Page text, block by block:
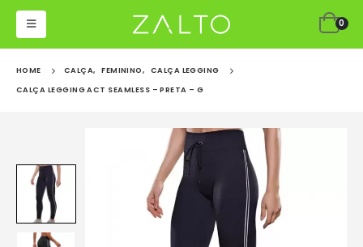
0
HOME CALÇA, FEMININO,
CALÇA LEGGING
CALÇA LEGGING ACT SEAMLESS – PRETA – G